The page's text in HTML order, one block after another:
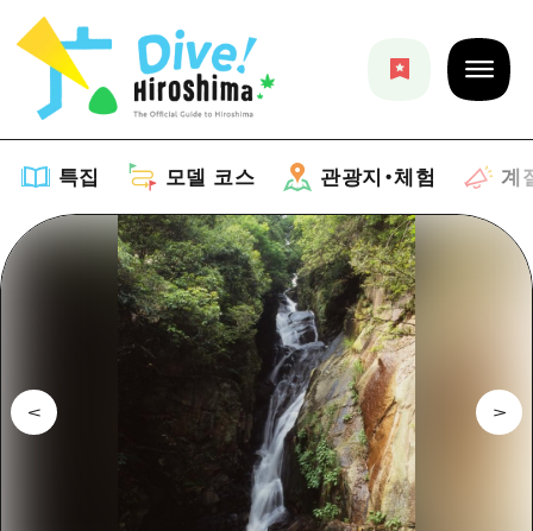
특집 모델 코스 관광지・체험 계
특집
목록
아트
이벤트/축제
모델 코스
목록
Dive! Hiroshima 공식 가이드
Hiroshima Moshimo Travel
관광지・체험
히로시마시 주변
계절 정보